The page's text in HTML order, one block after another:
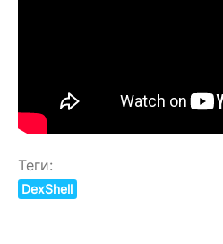
Теги:
DexShell